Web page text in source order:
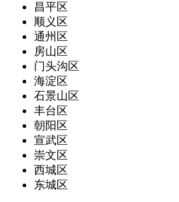
昌平区
顺义区
通州区
房山区
门头沟区
海淀区
石景山区
丰台区
朝阳区
宣武区
崇文区
西城区
东城区